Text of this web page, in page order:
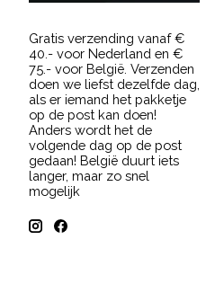
Gratis verzending vanaf €
40.- voor Nederland en €
75.- voor België. Verzenden
doen we liefst dezelfde dag,
als er iemand het pakketje
op de post kan doen!
Anders wordt het de
volgende dag op de post
gedaan! België duurt iets
langer, maar zo snel
mogelijk